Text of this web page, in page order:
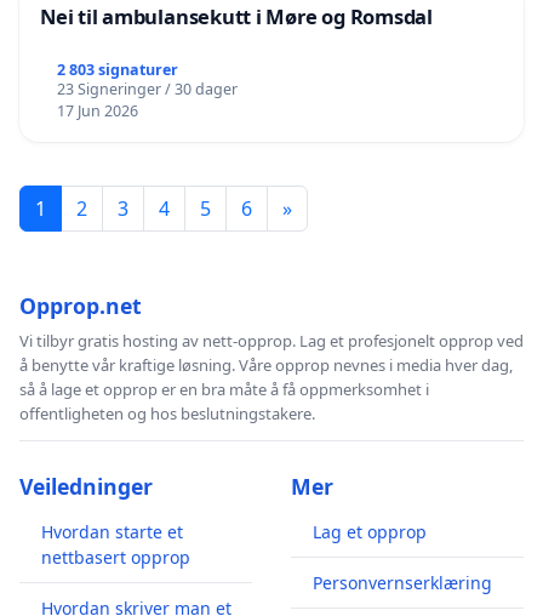
Nei til ambulansekutt i Møre og Romsdal
2 803 signaturer
23 Signeringer / 30 dager
17 Jun 2026
1 2 3 4 5 6 »
Opprop.net
Vi tilbyr gratis hosting av nett-opprop. Lag et profesjonelt opprop ved
å benytte vår kraftige løsning. Våre opprop nevnes i media hver dag,
så å lage et opprop er en bra måte å få oppmerksomhet i
offentligheten og hos beslutningstakere.
Veiledninger
Hvordan starte et
nettbasert opprop
Hvordan skriver man et
Mer
Lag et opprop
Personvernserklæring